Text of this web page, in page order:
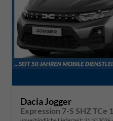
Dacia Jogger
Expression 7-S SHZ TCe